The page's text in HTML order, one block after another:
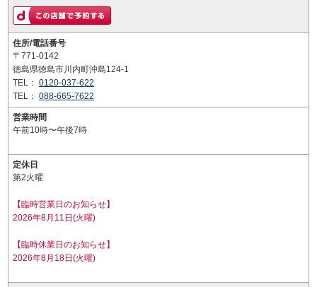
住所/電話番号
〒771-0142
徳島県徳島市川内町沖島124-1
TEL： 0120-037-622
TEL： 088-665-7622
営業時間
午前10時〜午後7時
定休日
第2火曜
【臨時営業日のお知らせ】
2026年8月11日(火曜)
【臨時休業日のお知らせ】
2026年8月18日(火曜)